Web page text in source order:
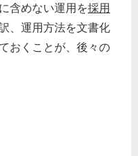
に含めない運用を採用
、運用方法を文書化
おくことが、後々の